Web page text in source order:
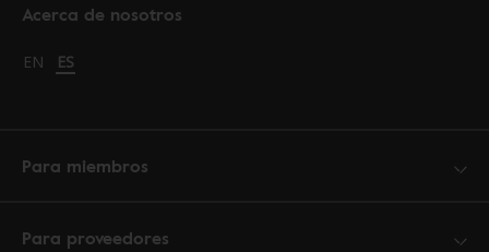
Acerca de nosotros
Change language to English
EN Cambiar idioma a español
ES
Para miembros
Para proveedores